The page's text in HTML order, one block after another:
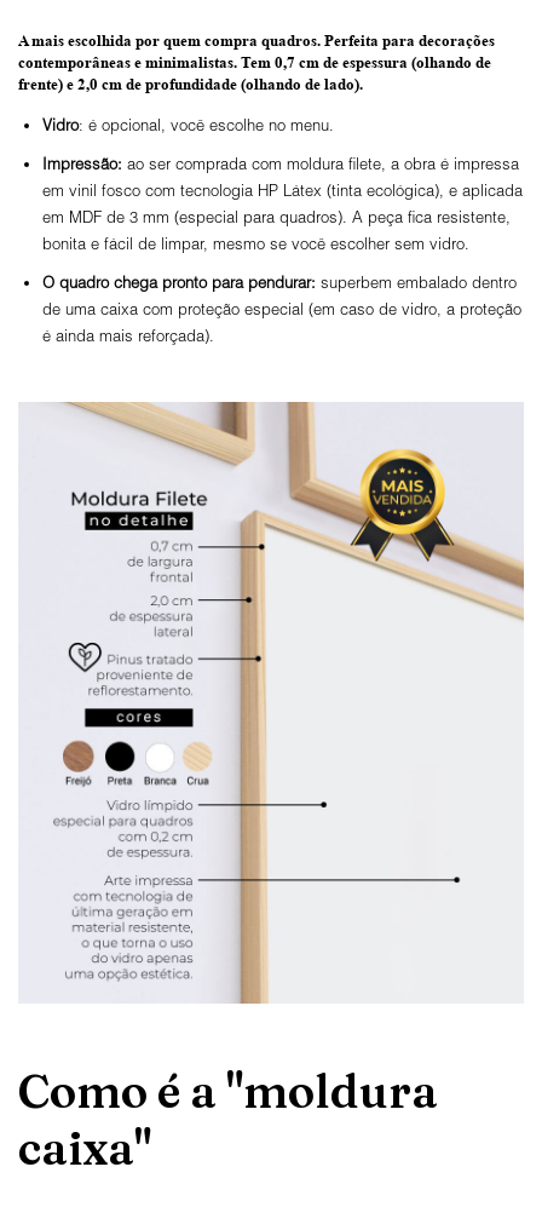
A mais escolhida por quem compra quadros. Perfeita para decorações
contemporâneas e minimalistas. Tem 0,7 cm de espessura (olhando de
frente) e 2,0 cm de profundidade (olhando de lado).
Vidro: é opcional, você escolhe no menu.
Impressão: ao ser comprada com moldura filete, a obra é impressa
em vinil fosco com tecnologia HP Látex (tinta ecológica), e aplicada
em MDF de 3 mm (especial para quadros). A peça fica resistente,
bonita e fácil de limpar, mesmo se você escolher sem vidro.
O quadro chega pronto para pendurar: superbem embalado dentro
de uma caixa com proteção especial (em caso de vidro, a proteção
é ainda mais reforçada).
Como é a "moldura
caixa"